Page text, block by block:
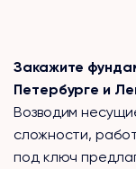
Закажите
Петербурге и
Возводим
сложности,
под ключ